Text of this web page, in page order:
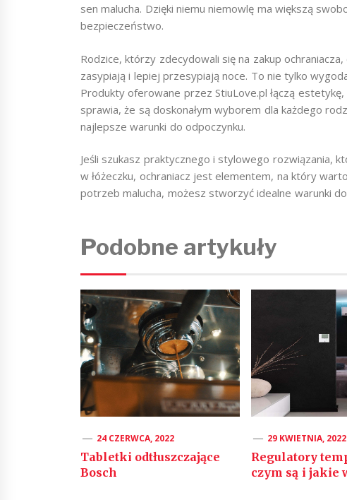
sen malucha. Dzięki niemu niemowlę ma większą
bezpieczeństwo.
Rodzice, którzy zdecydowali się na zakup
zasypiają i lepiej przesypiają noce. To nie tylko
Produkty oferowane przez StiuLove.pl łączą
sprawia, że są doskonałym wyborem dla każdego
najlepsze warunki do odpoczynku.
Jeśli szukasz praktycznego i stylowego rozwiązania,
w łóżeczku, ochraniacz jest elementem, na który
potrzeb malucha, możesz stworzyć idealne warunki
Podobne artykuły
24 CZERWCA, 2022
Tabletki odtłuszczające
Bosch
29 KWIETNIA, 2022
Regulatory
czym są i jakie